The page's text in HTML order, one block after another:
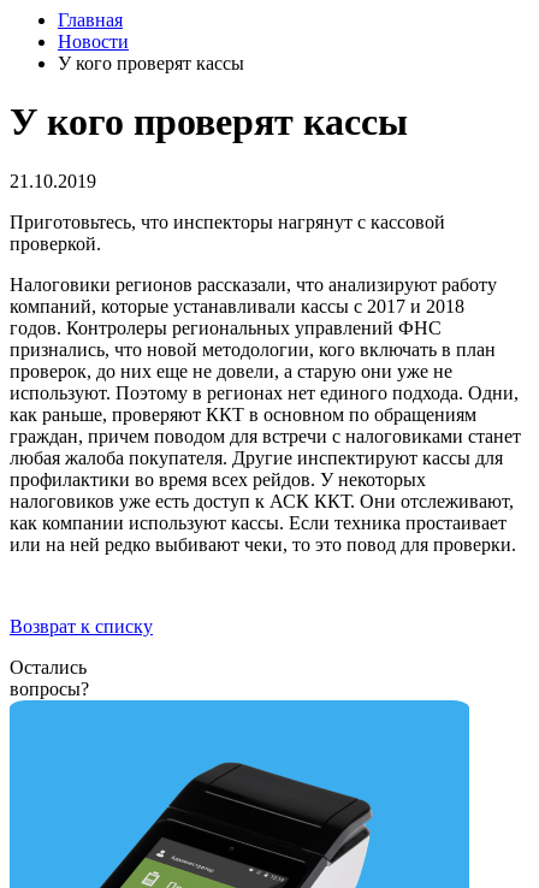
Главная
Новости
У кого проверят кассы
У кого проверят кассы
21.10.2019
Приготовьтесь, что инспекторы нагрянут с кассовой
проверкой.
Налоговики регионов рассказали, что анализируют работу
компаний, которые устанавливали кассы с 2017 и 2018
годов. Контролеры региональных управлений ФНС
признались, что новой методологии, кого включать в план
проверок, до них еще не довели, а старую они уже не
используют. Поэтому в регионах нет единого подхода. Одни,
как раньше, проверяют ККТ в основном по обращениям
граждан, причем поводом для встречи с налоговиками станет
любая жалоба покупателя. Другие инспектируют кассы для
профилактики во время всех рейдов. У некоторых
налоговиков уже есть доступ к АСК ККТ. Они отслеживают,
как компании используют кассы. Если техника простаивает
или на ней редко выбивают чеки, то это повод для проверки.
Возврат к списку
Остались
вопросы?